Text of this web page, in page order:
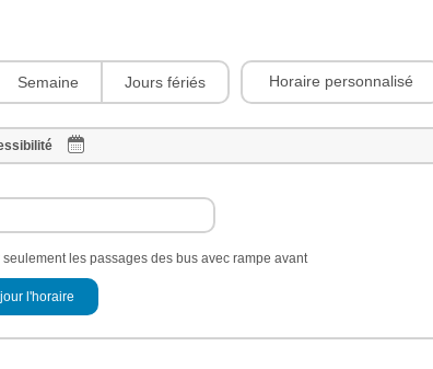
Semaine Jours fériés Horaire personnalisé
seulement les passages des bus avec rampe avant
l'horaire